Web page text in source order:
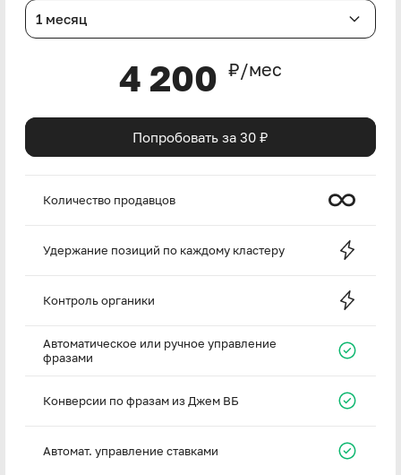
1 месяц
4 200 ₽/мес
Попробовать за 30 ₽
Количество продавцов
Удержание позиций по каждому кластеру
Контроль органики
Автоматическое или ручное управление
фразами
Конверсии по фразам из Джем ВБ
Автомат. управление ставками